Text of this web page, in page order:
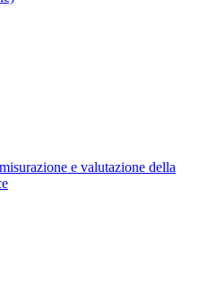
e valutazione della